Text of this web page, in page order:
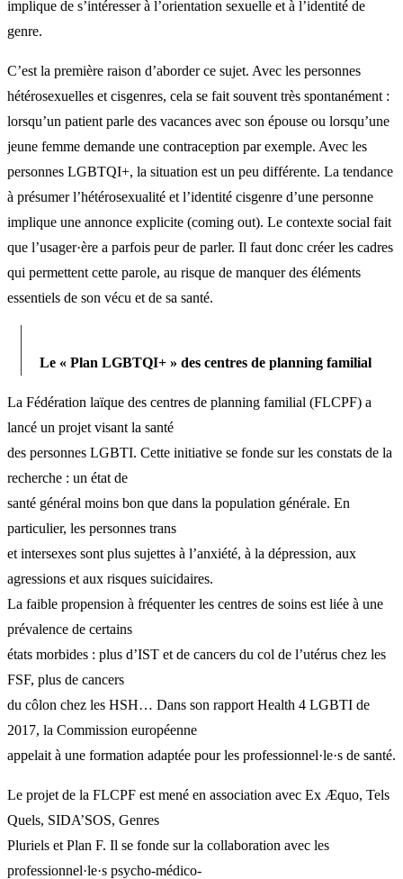
implique de s’intéresser à l’orientation sexuelle et à l’identité de
genre.
C’est la première raison d’aborder ce sujet. Avec les personnes
hétérosexuelles et cisgenres, cela se fait souvent très spontanément :
lorsqu’un patient parle des vacances avec son épouse ou lorsqu’une
jeune femme demande une contraception par exemple. Avec les
personnes LGBTQI+, la situation est un peu différente. La tendance
à présumer l’hétérosexualité et l’identité cisgenre d’une personne
implique une annonce explicite (coming out). Le contexte social fait
que l’usager·ère a parfois peur de parler. Il faut donc créer les cadres
qui permettent cette parole, au risque de manquer des éléments
essentiels de son vécu et de sa santé.
Le « Plan LGBTQI+ » des centres de planning familial
La Fédération laïque des centres de planning familial (FLCPF) a
lancé un projet visant la santé
des personnes LGBTI. Cette initiative se fonde sur les constats de la
recherche : un état de
santé général moins bon que dans la population générale. En
particulier, les personnes trans
et intersexes sont plus sujettes à l’anxiété, à la dépression, aux
agressions et aux risques suicidaires.
La faible propension à fréquenter les centres de soins est liée à une
prévalence de certains
états morbides : plus d’IST et de cancers du col de l’utérus chez les
FSF, plus de cancers
du côlon chez les HSH… Dans son rapport Health 4 LGBTI de
2017, la Commission européenne
appelait à une formation adaptée pour les professionnel·le·s de santé.
Le projet de la FLCPF est mené en association avec Ex Æquo, Tels
Quels, SIDA’SOS, Genres
Pluriels et Plan F. Il se fonde sur la collaboration avec les
professionnel·le·s psycho-médico-